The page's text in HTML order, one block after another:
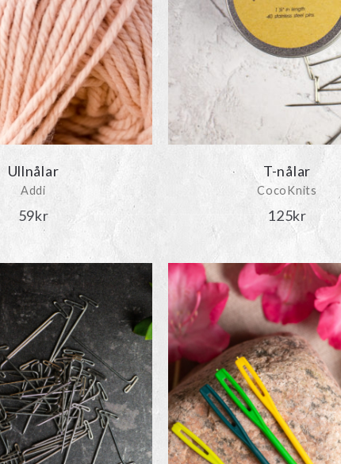
Ullnålar
Addi
59kr
T-nålar
CocoKnits
125kr